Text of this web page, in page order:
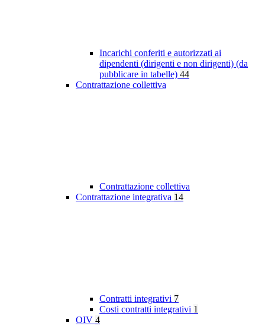
Incarichi conferiti e autorizzati ai
dipendenti (dirigenti e non dirigenti) (da
pubblicare in tabelle) 44
Contrattazione collettiva
Contrattazione collettiva
Contrattazione integrativa 14
Contratti integrativi 7
Costi contratti integrativi 1
OIV 4